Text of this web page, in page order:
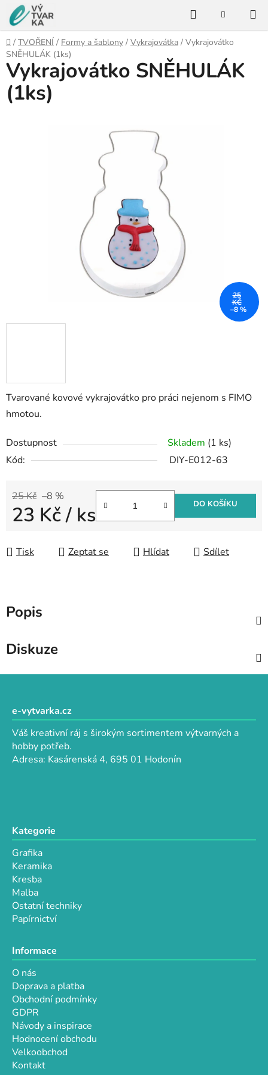
Přejít
na
obsah
HledatNÁKUPNÍ
Domů
/ TVOŘENÍ / Formy a šablony / Vykrajovátka / Vykrajovátko
SNĚHULÁK (1ks)
Tvarované kovové vykrajovátko pro práci nejenom s FIMO
hmotou.
Dostupnost Skladem (1 ks)
Kód:
DIY-E012-63
25 Kč –8 %
23 Kč/ ks DO KOŠÍKU
Tisk Zeptat se Hlídat Sdílet
Vykrajovátko SNĚHULÁK
(1ks)
25
KČ
–8 %
Popis
Diskuze
e-vytvarka.cz
Váš kreativní ráj s širokým sortimentem výtvarných a
hobby potřeb.
Adresa: Kasárenská 4, 695 01 Hodonín
Kategorie
Grafika
Keramika
Kresba
Malba
Ostatní techniky
Papírnictví
Informace
O nás
Doprava a platba
Obchodní podmínky
GDPR
Návody a inspirace
Hodnocení obchodu
Velkoobchod
Kontakt